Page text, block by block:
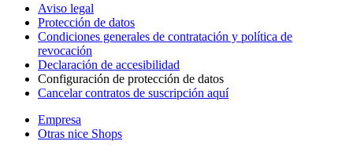
Aviso legal
Protección de datos
Condiciones generales de contratación y política de
revocación
Declaración de accesibilidad
Configuración de protección de datos
Cancelar contratos de suscripción aquí
Empresa
Otras nice Shops